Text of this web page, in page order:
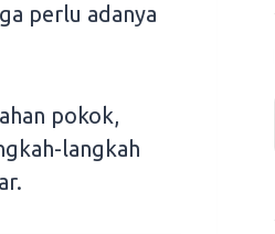
perlu adanya
pokok,
langkah